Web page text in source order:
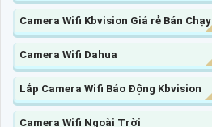
Camera Wifi Kbvision Giá rẻ Bán Chạy
Camera Wifi Dahua
Lắp Camera Wifi Báo Động Kbvision
Camera Wifi Ngoài Trời